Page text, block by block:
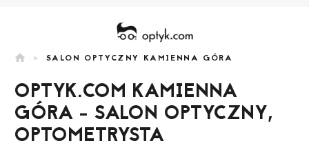
home > SALON OPTYCZNY KAMIENNA GÓRA
OPTYK.COM KAMIENNA
GÓRA - SALON OPTYCZNY,
OPTOMETRYSTA